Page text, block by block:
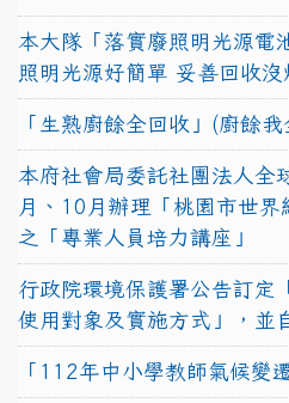
本大隊「落實廢照明光源電
照明光源好簡單 妥善回收沒
「生熟廚餘全回收」(廚餘
本府社會局委託社團法人全
月、10月辦理「桃園市世界
之「專業人員培力講座」
行政院環境保護署公告訂定
使用對象及實施方式」，並
「112年中小學教師氣候變